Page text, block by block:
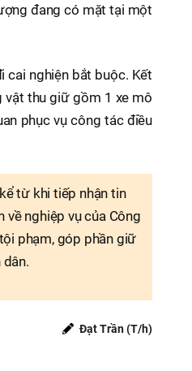
đang có mặt tại một
cai nghiện bắt buộc. Kết
vật thu giữ gồm 1 xe mô
phục vụ công tác điều
từ khi tiếp nhận tin
nghiệp vụ của Công
phạm, góp phần giữ
dân.
Đạt Trần (T/h)